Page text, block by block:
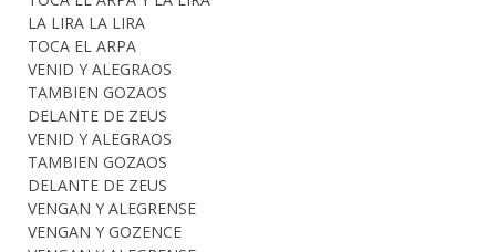
LA LIRA LA LIRA
TOCA EL ARPA
VENID Y ALEGRAOS
TAMBIEN GOZAOS
DELANTE DE ZEUS
VENID Y ALEGRAOS
TAMBIEN GOZAOS
DELANTE DE ZEUS
VENGAN Y ALEGRENSE
VENGAN Y GOZENCE